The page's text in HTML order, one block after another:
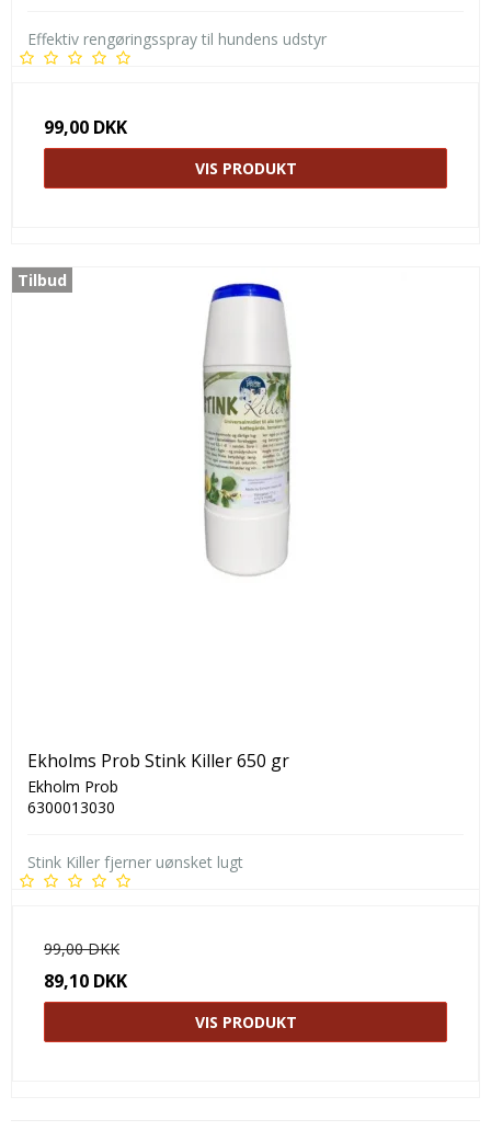
Effektiv rengøringsspray til hundens udstyr
99,00 DKK
VIS PRODUKT
Tilbud
Ekholms Prob Stink Killer 650 gr
Ekholm Prob
6300013030
Stink Killer fjerner uønsket lugt
99,00 DKK
89,10 DKK
VIS PRODUKT